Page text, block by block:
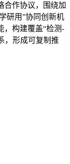
作协议，围绕加
研用”协同创新机
，构建覆盖“检测-
，形成可复制推